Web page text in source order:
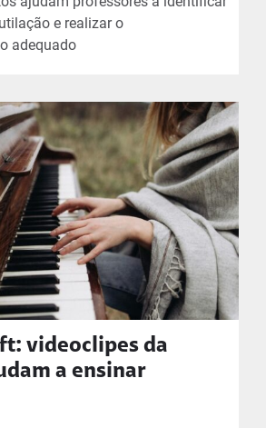
e realizar o
adequado
videoclipes da
a ensinar